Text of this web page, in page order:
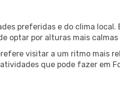
preferidas e do clima
optar por alturas mais
visitar a um ritmo mais
que pode fazer em